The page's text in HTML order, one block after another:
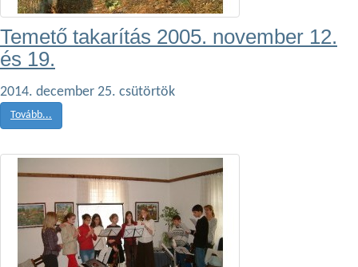
Temető takarítás 2005. november 12.
és 19.
2014. december 25. csütörtök
Tovább...